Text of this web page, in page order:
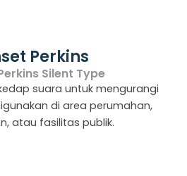
Perkins
Silent Type
suara untuk mengurangi
di area perumahan,
atau fasilitas publik.